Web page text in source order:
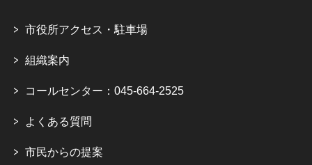
市役所アクセス・駐車場
組織案内
コールセンター：045-664-2525
よくある質問
市民からの提案